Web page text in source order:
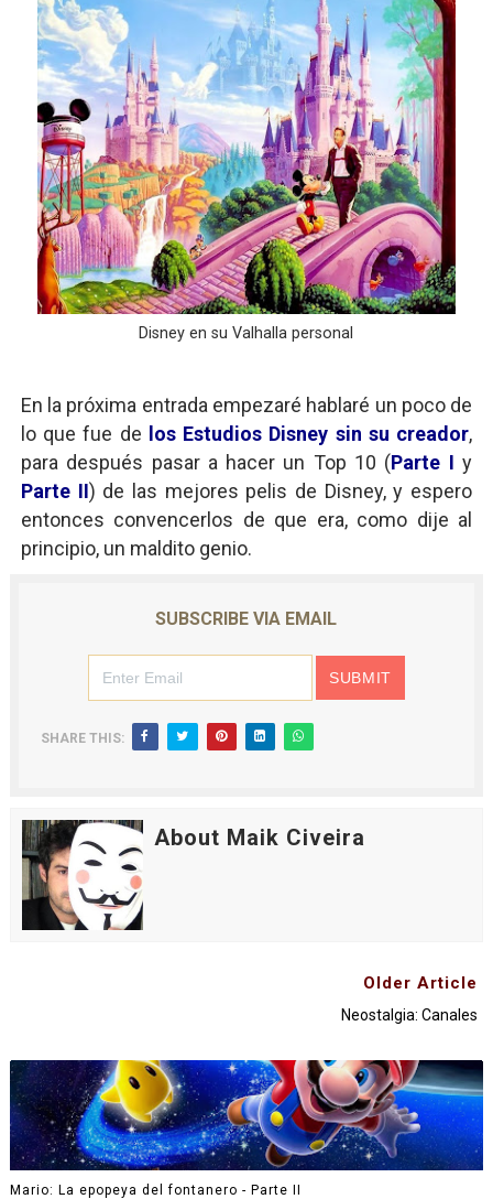
Disney en su Valhalla personal
En la próxima entrada empezaré hablaré un poco de
lo que fue de
los Estudios Disney sin su creador,
para después pasar a hacer un Top 10 (Parte I y
Parte II) de las mejores pelis de Disney, y espero
entonces convencerlos de que era, como dije al
principio, un maldito genio.
SUBSCRIBE VIA EMAIL
SHARE THIS:
About Maik Civeira
Older Article
Neostalgia: Canales
Mario: La epopeya del fontanero - Parte II